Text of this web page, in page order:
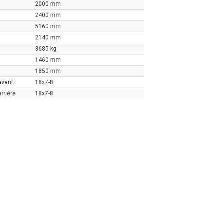
2000 mm
2400 mm
5160 mm
2140 mm
3685 kg
1460 mm
1850 mm
18x7-8
18x7-8